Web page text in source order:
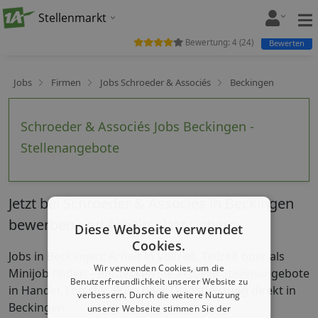
Stellenmarkt
Jobs Firmen Jobs Schroeder & Associés Beckingen
Schroeder & Associés Jobs Beckingen -
Stellenangebote
Bewertung: 4 (24) Bewerten
Jetzt bei Schroeder & Associés in Beckingen
bewerben und Arbeitsplatz sichern
Jobs in Beckingen: Arbeit in Vollzeit, Teilzeit oder als
Minijob finden – entdecken Sie aktuelle Stellenangebote
in Handel, Logistik, Büro oder Dienstleistung direkt in
Beckingen.
Diese Webseite verwendet
Cookies.
Wir verwenden Cookies, um die
Benutzerfreundlichkeit unserer Website zu
verbessern. Durch die weitere Nutzung
unserer Webseite stimmen Sie der